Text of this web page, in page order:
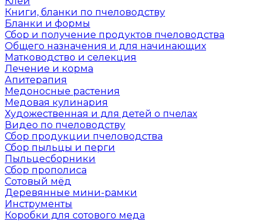
Книги, бланки по пчеловодству
Бланки и формы
Сбор и получение продуктов пчеловодства
Общего назначения и для начинающих
Матководство и селекция
Лечение и корма
Апитерапия
Медоносные растения
Медовая кулинария
Художественная и для детей о пчелах
Видео по пчеловодству
Сбор продукции пчеловодства
Сбор пыльцы и перги
Пыльцесборники
Сбор прополиса
Сотовый мёд
Деревянные мини-рамки
Инструменты
Коробки для сотового меда